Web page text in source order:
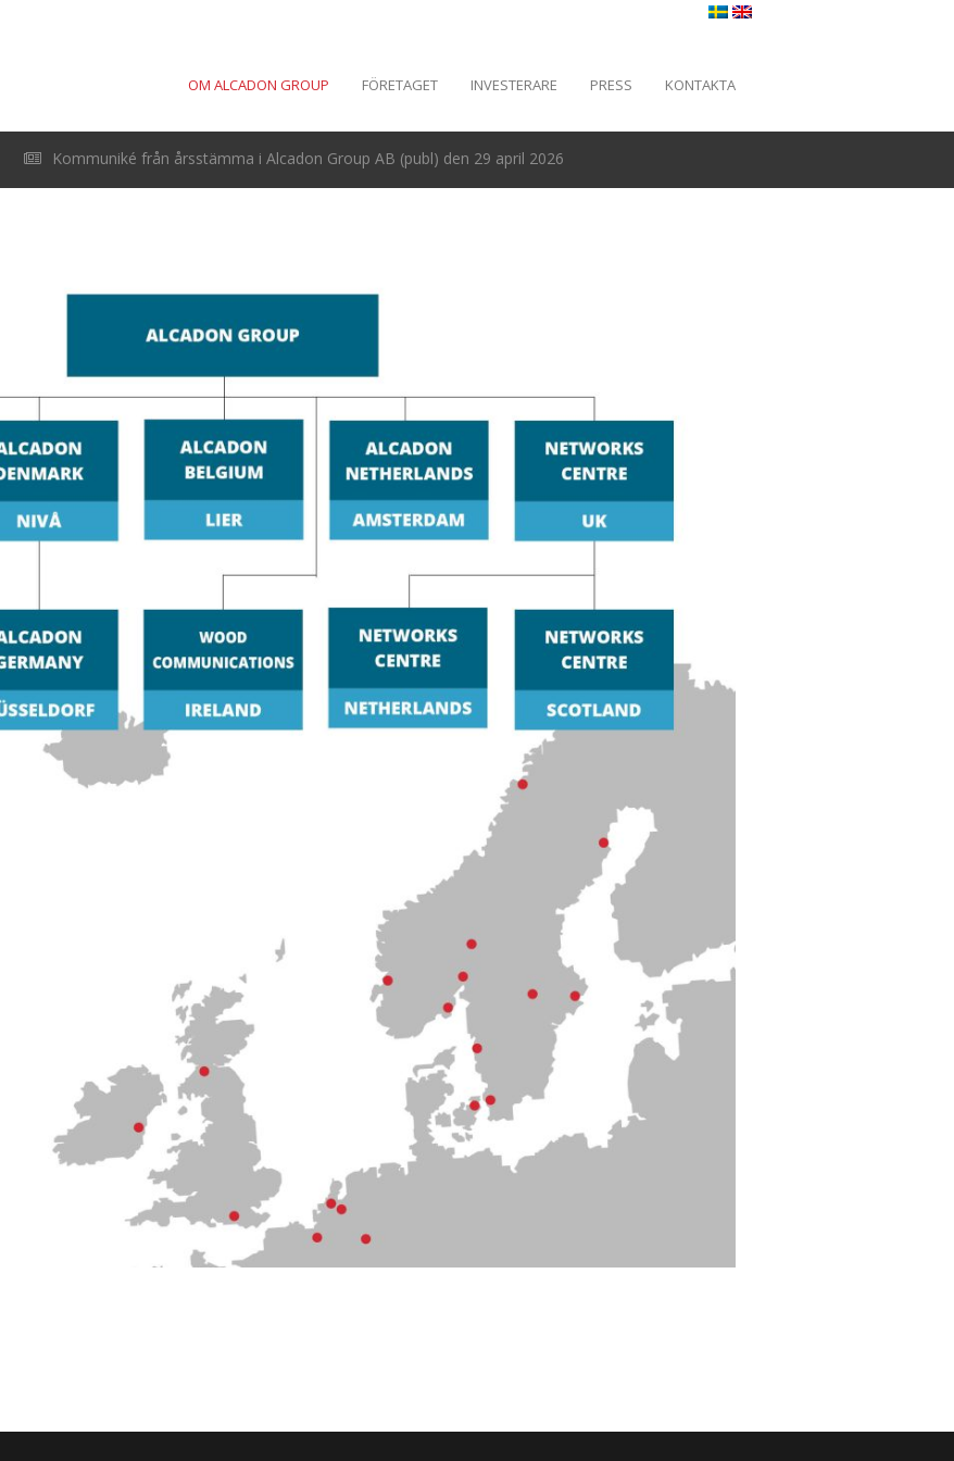
OM ALCADON GROUP FÖRETAGET INVESTERARE PRESS KONTAKTA
Kommuniké från årsstämma i Alcadon Group AB (publ) den 29 april 2026